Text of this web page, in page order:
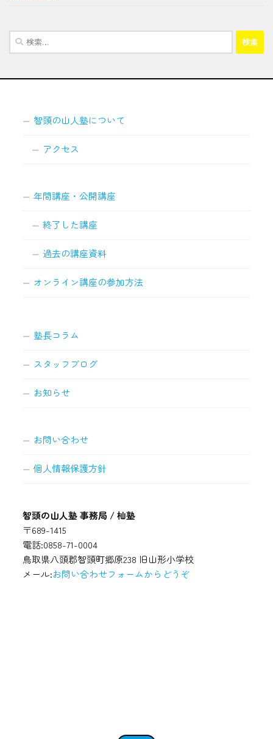
検
索:
智頭の山人塾について
アクセス
年間講座・公開講座
終了した講座
過去の講座資料
オンライン講座の参加方法
塾長コラム
スタッフブログ
お知らせ
お問い合わせ
個人情報保護方針
智頭の山人塾 事務局 / 杣塾
〒689-1415
電話:0858-71-0004
鳥取県八頭郡智頭町郷原238 旧山形小学校
メール:お問い合わせフォームからどうぞ